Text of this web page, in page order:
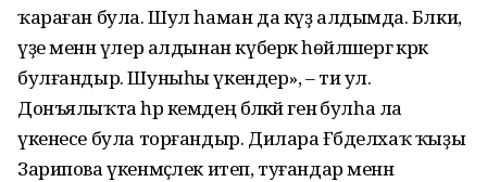
ҡараған була. Шул һаман да күҙ алдымда. Бәлки,
үҙе менән үлер алдынан күберәк һөйләшергә кәрәк
булғандыр. Шуныһы үкендерә», – ти ул.
Донъялыҡта һәр кемдең бәләкәй генә булһа ла
үкенесе була торғандыр. Дилара Ғәбделхаҡ ҡыҙы
Зарипова үкенмәҫлек итеп, туғандар менән